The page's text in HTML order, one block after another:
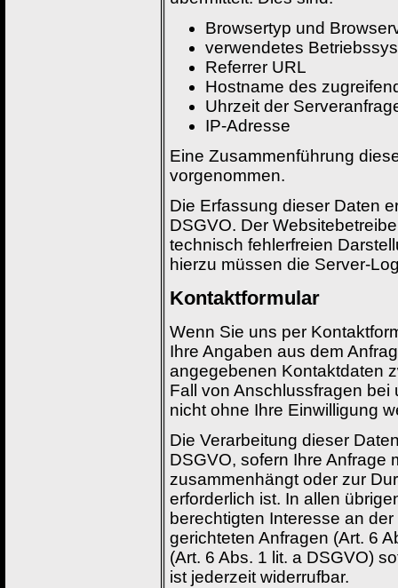
Browsertyp und
verwendetes
Referrer URL
Hostname des
Uhrzeit der
IP-Adresse
Eine Zusammenführung
vorgenommen.
Die Erfassung dieser Daten
DSGVO. Der
technisch fehlerfreien
hierzu müssen die Server-
Kontaktformular
Wenn Sie uns per
Ihre Angaben aus dem
angegebenen Kontaktdaten
Fall von Anschlussfragen
nicht ohne Ihre Einwilligung
Die Verarbeitung dieser
DSGVO, sofern Ihre Anfrage
zusammenhängt oder zur
erforderlich ist. In allen
berechtigten Interesse an
gerichteten Anfragen (Art. 6
(Art. 6 Abs. 1 lit. a DSGVO)
ist jederzeit widerrufbar.